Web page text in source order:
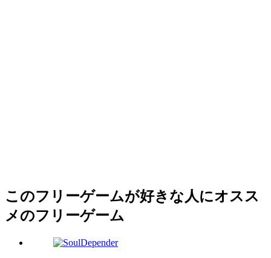
このフリーゲームが好きな人にオスス
メのフリーゲーム